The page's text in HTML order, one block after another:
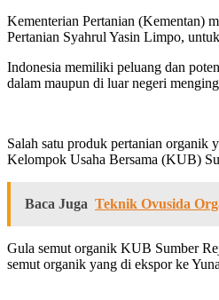
Share
Kementerian Pertanian (Kementan)
Pertanian Syahrul Yasin Limpo,
Indonesia memiliki peluang dan
dalam maupun di luar negeri
Salah satu produk pertanian organik
Kelompok Usaha Bersama (KUB)
Baca Juga Teknik Ovusida
Gula semut organik KUB Sumber
semut organik yang di ekspor ke